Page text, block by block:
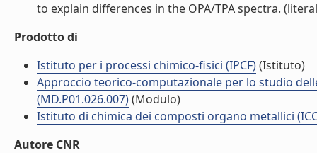
to explain differences in the OPA/TPA spectra.
Prodotto di
Istituto per i processi chimico-fisici (IPCF)(Istituto)
Approccio teorico-computazionale per lo studio
(MD.P01.026.007)(Modulo)
Istituto di chimica dei composti organo metallici
Autore CNR